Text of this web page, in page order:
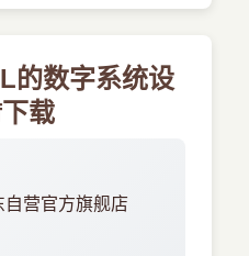
的数字系统设
载
自营官方旗舰店